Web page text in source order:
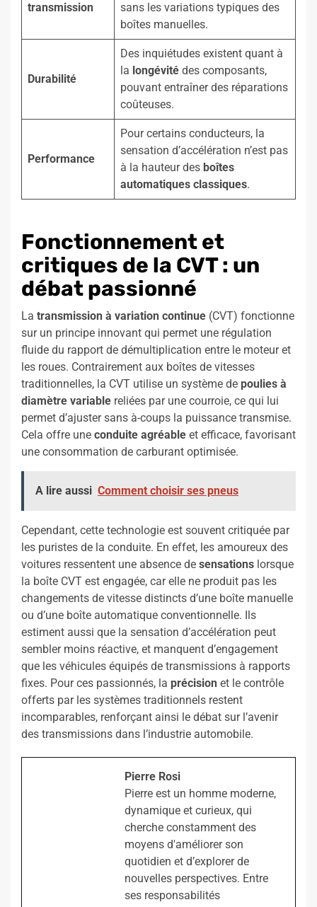
transmission
sans les variations typiques des
boîtes manuelles.
Durabilité
Des inquiétudes existent quant à
la longévité des composants,
pouvant entraîner des réparations
coûteuses.
Performance
Pour certains conducteurs, la
sensation d’accélération n’est pas
à la hauteur des boîtes
automatiques classiques.
Fonctionnement et
critiques de la CVT : un
débat passionné
La transmission à variation continue (CVT) fonctionne
sur un principe innovant qui permet une régulation
fluide du rapport de démultiplication entre le moteur et
les roues. Contrairement aux boîtes de vitesses
traditionnelles, la CVT utilise un système de poulies à
diamètre variable reliées par une courroie, ce qui lui
permet d’ajuster sans à-coups la puissance transmise.
Cela offre une conduite agréable et efficace, favorisant
une consommation de carburant optimisée.
A lire aussi Comment choisir ses pneus
Cependant, cette technologie est souvent critiquée par
les puristes de la conduite. En effet, les amoureux des
voitures ressentent une absence de sensations lorsque
la boîte CVT est engagée, car elle ne produit pas les
changements de vitesse distincts d’une boîte manuelle
ou d’une boîte automatique conventionnelle. Ils
estiment aussi que la sensation d’accélération peut
sembler moins réactive, et manquent d’engagement
que les véhicules équipés de transmissions à rapports
fixes. Pour ces passionnés, la précision et le contrôle
offerts par les systèmes traditionnels restent
incomparables, renforçant ainsi le débat sur l’avenir
des transmissions dans l’industrie automobile.
Pierre Rosi
Pierre est un homme moderne,
dynamique et curieux, qui
cherche constamment des
moyens d'améliorer son
quotidien et d’explorer de
nouvelles perspectives. Entre
ses responsabilités